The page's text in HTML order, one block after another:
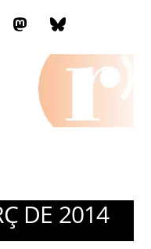
MastodonBluesky
DE 2014